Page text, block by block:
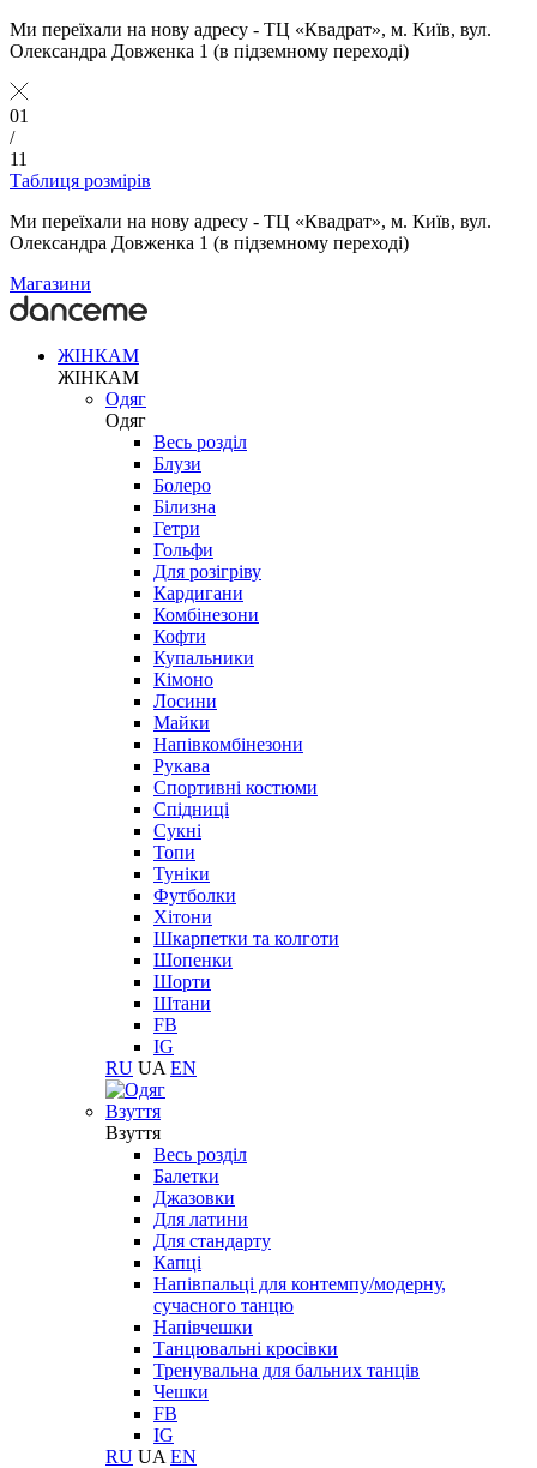
Ми переїхали на нову адресу - ТЦ «Квадрат», м. Київ, вул.
Олександра Довженка 1 (в підземному переході)
01
/
11
Таблиця розмірів
Ми переїхали на нову адресу - ТЦ «Квадрат», м. Київ, вул.
Олександра Довженка 1 (в підземному переході)
Магазини
ЖІНКАМ
ЖІНКАМ
Одяг
Одяг
Весь розділ
Блузи
Болеро
Білизна
Гетри
Гольфи
Для розігріву
Кардигани
Комбінезони
Кофти
Купальники
Кімоно
Лосини
Майки
Напівкомбінезони
Рукава
Спортивні костюми
Спідниці
Сукні
Топи
Туніки
Футболки
Хітони
Шкарпетки та колготи
Шопенки
Шорти
Штани
FB
IG
RU UA EN
Взуття
Взуття
Весь розділ
Балетки
Джазовки
Для латини
Для стандарту
Капці
Напівпальці для контемпу/модерну,
сучасного танцю
Напівчешки
Танцювальні кросівки
Тренувальна для бальних танців
Чешки
FB
IG
RU UA EN